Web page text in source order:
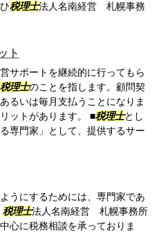
税理士法人名南経営 札幌事務
ト
サポートを継続的に行ってもら
税理士のことを指します。顧問契
るいは毎月支払うことになりま
ットがあります。 ■税理士とし
専門家」として、提供するサー
うにするためには、専門家であ
税理士法人名南経営 札幌事務所
心に税務相談を承っておりま